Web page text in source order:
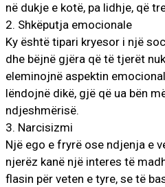
në dukje e kotë, pa lidhje, që
2. Shkëputja emocionale
Ky është tipari kryesor i një
dhe bëjnë gjëra që të tjerët
eleminojnë aspektin
lëndojnë dikë, gjë që ua bën
ndjeshmërisë.
3. Narcisizmi
Një ego e fryrë ose ndjenja e
njerëz kanë një interes të
flasin për veten e tyre, se të